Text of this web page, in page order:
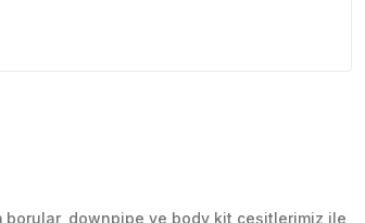
borular, downpipe ve body kit çeşitlerimiz ile